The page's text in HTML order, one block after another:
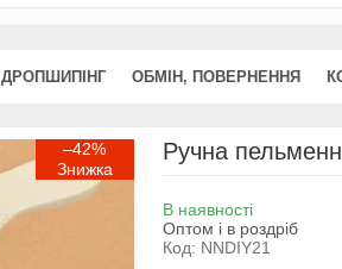
ДРОПШИПІНГ ОБМІН, ПОВЕРНЕННЯ
–42% Ручна
В наявності
Оптом і в роздріб
Код: NNDIY21